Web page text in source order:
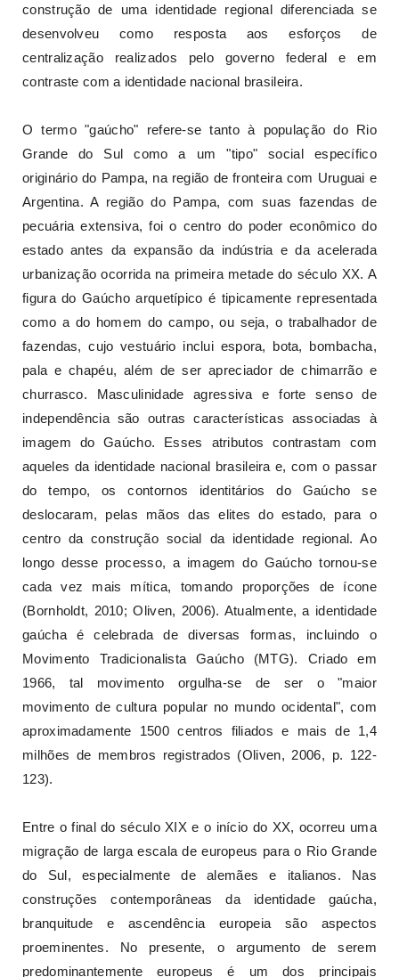
construção de uma identidade regional diferenciada se
desenvolveu como resposta aos esforços de
centralização realizados pelo governo federal e em
contraste com a identidade nacional brasileira.
O termo "gaúcho" refere-se tanto à população do Rio
Grande do Sul como a um "tipo" social específico
originário do Pampa, na região de fronteira com Uruguai e
Argentina. A região do Pampa, com suas fazendas de
pecuária extensiva, foi o centro do poder econômico do
estado antes da expansão da indústria e da acelerada
urbanização ocorrida na primeira metade do século XX. A
figura do Gaúcho arquetípico é tipicamente representada
como a do homem do campo, ou seja, o trabalhador de
fazendas, cujo vestuário inclui espora, bota, bombacha,
pala e chapéu, além de ser apreciador de chimarrão e
churrasco. Masculinidade agressiva e forte senso de
independência são outras características associadas à
imagem do Gaúcho. Esses atributos contrastam com
aqueles da identidade nacional brasileira e, com o passar
do tempo, os contornos identitários do Gaúcho se
deslocaram, pelas mãos das elites do estado, para o
centro da construção social da identidade regional. Ao
longo desse processo, a imagem do Gaúcho tornou-se
cada vez mais mítica, tomando proporções de ícone
(Bornholdt, 2010; Oliven, 2006). Atualmente, a identidade
gaúcha é celebrada de diversas formas, incluindo o
Movimento Tradicionalista Gaúcho (MTG). Criado em
1966, tal movimento orgulha-se de ser o "maior
movimento de cultura popular no mundo ocidental", com
aproximadamente 1500 centros filiados e mais de 1,4
milhões de membros registrados (Oliven, 2006, p. 122-
123).
Entre o final do século XIX e o início do XX, ocorreu uma
migração de larga escala de europeus para o Rio Grande
do Sul, especialmente de alemães e italianos. Nas
construções contemporâneas da identidade gaúcha,
branquitude e ascendência europeia são aspectos
proeminentes. No presente, o argumento de serem
predominantemente europeus é um dos principais